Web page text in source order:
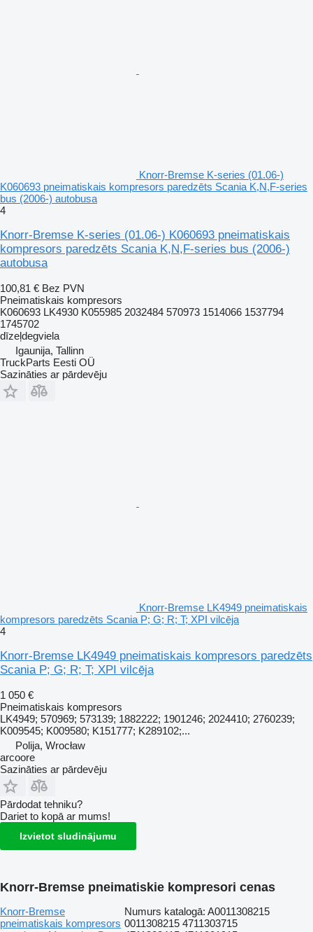
Knorr-Bremse K-series (01.06-)
K060693 pneimatiskais kompresors paredzēts Scania K,N,F-series
bus (2006-) autobusa
4
Knorr-Bremse K-series (01.06-) K060693 pneimatiskais
kompresors paredzēts Scania K,N,F-series bus (2006-)
autobusa
100,81 € Bez PVN
Pneimatiskais kompresors
K060693 LK4930 K055985 2032484 570973 1514066 1537794
1745702
dīzeļdegviela
Igaunija, Tallinn
TruckParts Eesti OÜ
Sazināties ar pārdevēju
Knorr-Bremse LK4949 pneimatiskais
kompresors paredzēts Scania P; G; R; T; XPI vilcēja
4
Knorr-Bremse LK4949 pneimatiskais kompresors paredzēts
Scania P; G; R; T; XPI vilcēja
1 050 €
Pneimatiskais kompresors
LK4949; 570969; 573139; 1882222; 1901246; 2024410; 2760239;
K009545; K009580; K151777; K289102;...
Polija, Wrocław
arcoore
Sazināties ar pārdevēju
Pārdodat tehniku?
Dariet to kopā ar mums!
Izvietot sludinājumu
Knorr-Bremse pneimatiskie kompresori cenas
Knorr-Bremse
pneimatiskais kompresors
Numurs katalogā: A0011308215
0011308215 4711303715